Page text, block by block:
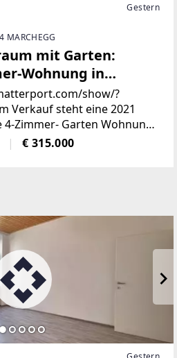
Gestern
MARCHEGG
mit Garten:
Wohnung in
show/?
Verkauf steht eine 2021
Zimmer- Garten Wohnung.
wenig bewohnt und
Zustand.Die
€ 315.000